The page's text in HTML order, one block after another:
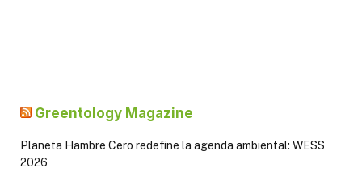
Greentology Magazine
Planeta Hambre Cero redefine la agenda ambiental: WESS
2026